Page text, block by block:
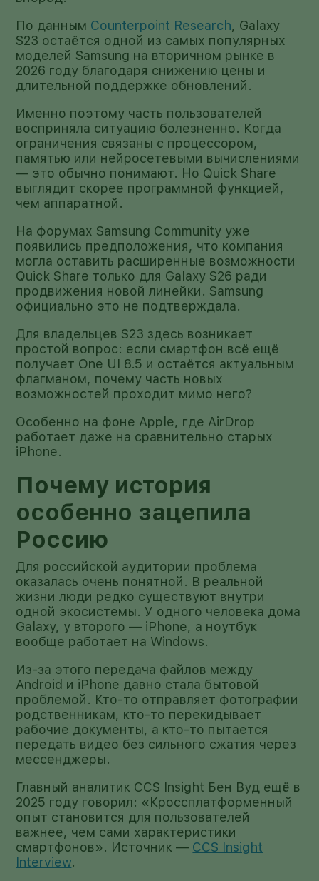
По данным Counterpoint Research, Galaxy
S23 остаётся одной из самых популярных
моделей Samsung на вторичном рынке в
2026 году благодаря снижению цены и
длительной поддержке обновлений.
Именно поэтому часть пользователей
восприняла ситуацию болезненно. Когда
ограничения связаны с процессором,
памятью или нейросетевыми вычислениями
— это обычно понимают. Но Quick Share
выглядит скорее программной функцией,
чем аппаратной.
На форумах Samsung Community уже
появились предположения, что компания
могла оставить расширенные возможности
Quick Share только для Galaxy S26 ради
продвижения новой линейки. Samsung
официально это не подтверждала.
Для владельцев S23 здесь возникает
простой вопрос: если смартфон всё ещё
получает One UI 8.5 и остаётся актуальным
флагманом, почему часть новых
возможностей проходит мимо него?
Особенно на фоне Apple, где AirDrop
работает даже на сравнительно старых
iPhone.
Почему история
особенно зацепила
Россию
Для российской аудитории проблема
оказалась очень понятной. В реальной
жизни люди редко существуют внутри
одной экосистемы. У одного человека дома
Galaxy, у второго — iPhone, а ноутбук
вообще работает на Windows.
Из-за этого передача файлов между
Android и iPhone давно стала бытовой
проблемой. Кто-то отправляет фотографии
родственникам, кто-то перекидывает
рабочие документы, а кто-то пытается
передать видео без сильного сжатия через
мессенджеры.
Главный аналитик CCS Insight Бен Вуд ещё в
2025 году говорил: «Кроссплатформенный
опыт становится для пользователей
важнее, чем сами характеристики
смартфонов». Источник — CCS Insight
Interview.